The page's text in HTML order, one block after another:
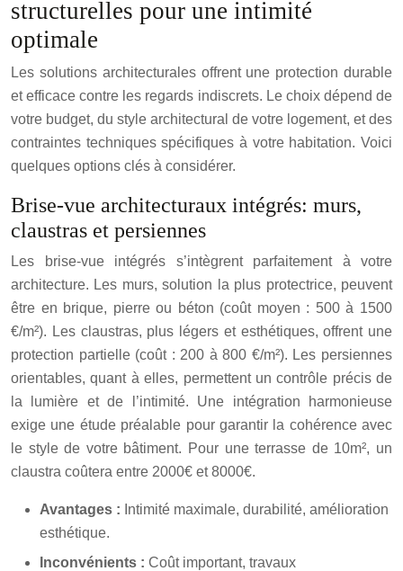
structurelles pour une intimité
optimale
Les solutions architecturales offrent une protection durable
et efficace contre les regards indiscrets. Le choix dépend de
votre budget, du style architectural de votre logement, et des
contraintes techniques spécifiques à votre habitation. Voici
quelques options clés à considérer.
Brise-vue architecturaux intégrés: murs,
claustras et persiennes
Les brise-vue intégrés s’intègrent parfaitement à votre
architecture. Les murs, solution la plus protectrice, peuvent
être en brique, pierre ou béton (coût moyen : 500 à 1500
€/m²). Les claustras, plus légers et esthétiques, offrent une
protection partielle (coût : 200 à 800 €/m²). Les persiennes
orientables, quant à elles, permettent un contrôle précis de
la lumière et de l’intimité. Une intégration harmonieuse
exige une étude préalable pour garantir la cohérence avec
le style de votre bâtiment. Pour une terrasse de 10m², un
claustra coûtera entre 2000€ et 8000€.
Avantages : Intimité maximale, durabilité, amélioration
esthétique.
Inconvénients : Coût important, travaux